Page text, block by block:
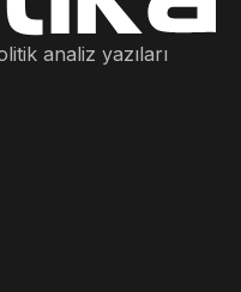
analiz yazıları